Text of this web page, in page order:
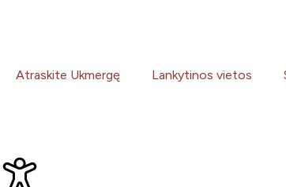
Atraskite Ukmergę Lankytinos vietos